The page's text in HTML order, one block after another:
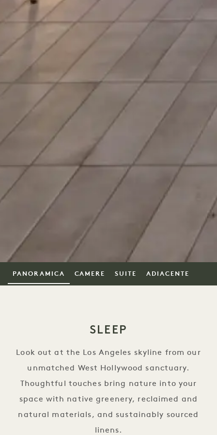
PANORAMICA CAMERE SUITE ADIACENTE
SLEEP
Look out at the Los Angeles skyline from our
unmatched West Hollywood sanctuary.
Thoughtful touches bring nature into your
space with native greenery, reclaimed and
natural materials, and sustainably sourced
linens.